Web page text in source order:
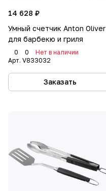
14 628 ₽
Умный счетчик Anton Oliver
для барбекю и гриля
0 0
Нет в наличии
Арт. V833032
Заказать